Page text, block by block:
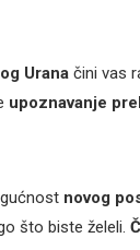
Uranačini vas
upoznavanje
novog
što biste želeli.